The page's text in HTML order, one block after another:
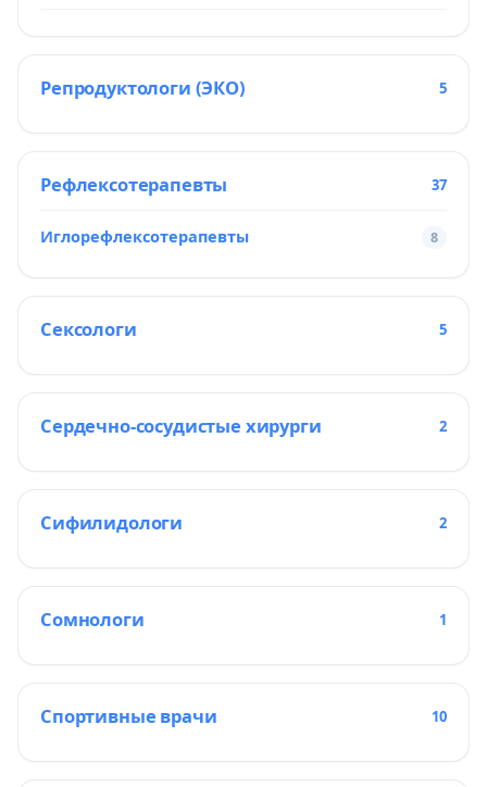
Репродуктологи (ЭКО) 5
Рефлексотерапевты 37
Иглорефлексотерапевты 8
Сексологи 5
Сердечно-сосудистые хирурги 2
Сифилидологи 2
Сомнологи 1
Спортивные врачи 10